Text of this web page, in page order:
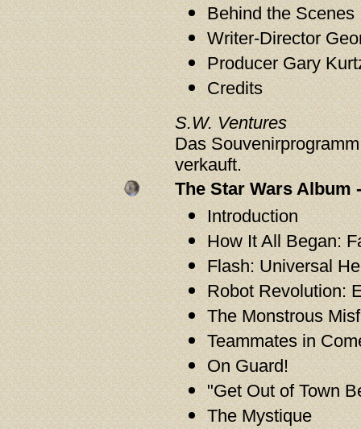
Behind the Scenes
Writer-Director
Producer Gary
Credits
S.W. Ventures
Das
verkauft.
The Star Wars
Introduction
How It All Began:
Flash: Universal
Robot Revolution:
The Monstrous
Teammates in
On Guard!
"Get Out of Town
The Mystique